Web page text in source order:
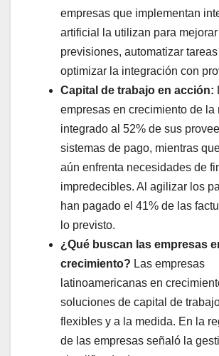
empresas que implementan
artificial la utilizan para
previsiones, automatizar
optimizar la integración con
Capital de trabajo en acción:
empresas en crecimiento de la
integrado al 52% de sus
sistemas de pago, mientras
aún enfrenta necesidades de
impredecibles. Al agilizar los
han pagado el 41% de las
lo previsto.
¿Qué buscan las empresas
crecimiento? Las empresas
latinoamericanas en
soluciones de capital de
flexibles y a la medida. En la
de las empresas señaló la